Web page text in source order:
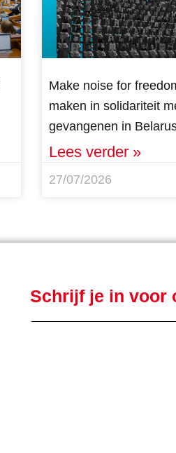
Make noise for
maken in solidariteit
gevangenen in
Lees verder »
27/07/2026
Schrijf je in voor